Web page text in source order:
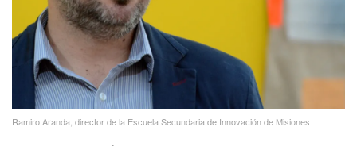
Ramiro Aranda, director de la Escuela Secundaria de Innovación de Misiones